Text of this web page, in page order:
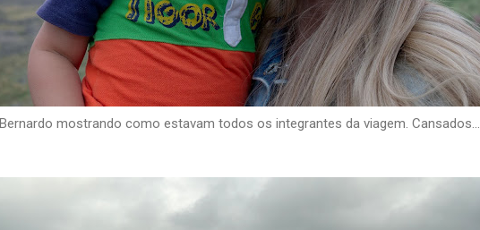
Bernardo mostrando como estavam todos os integrantes da viagem. Cansados...